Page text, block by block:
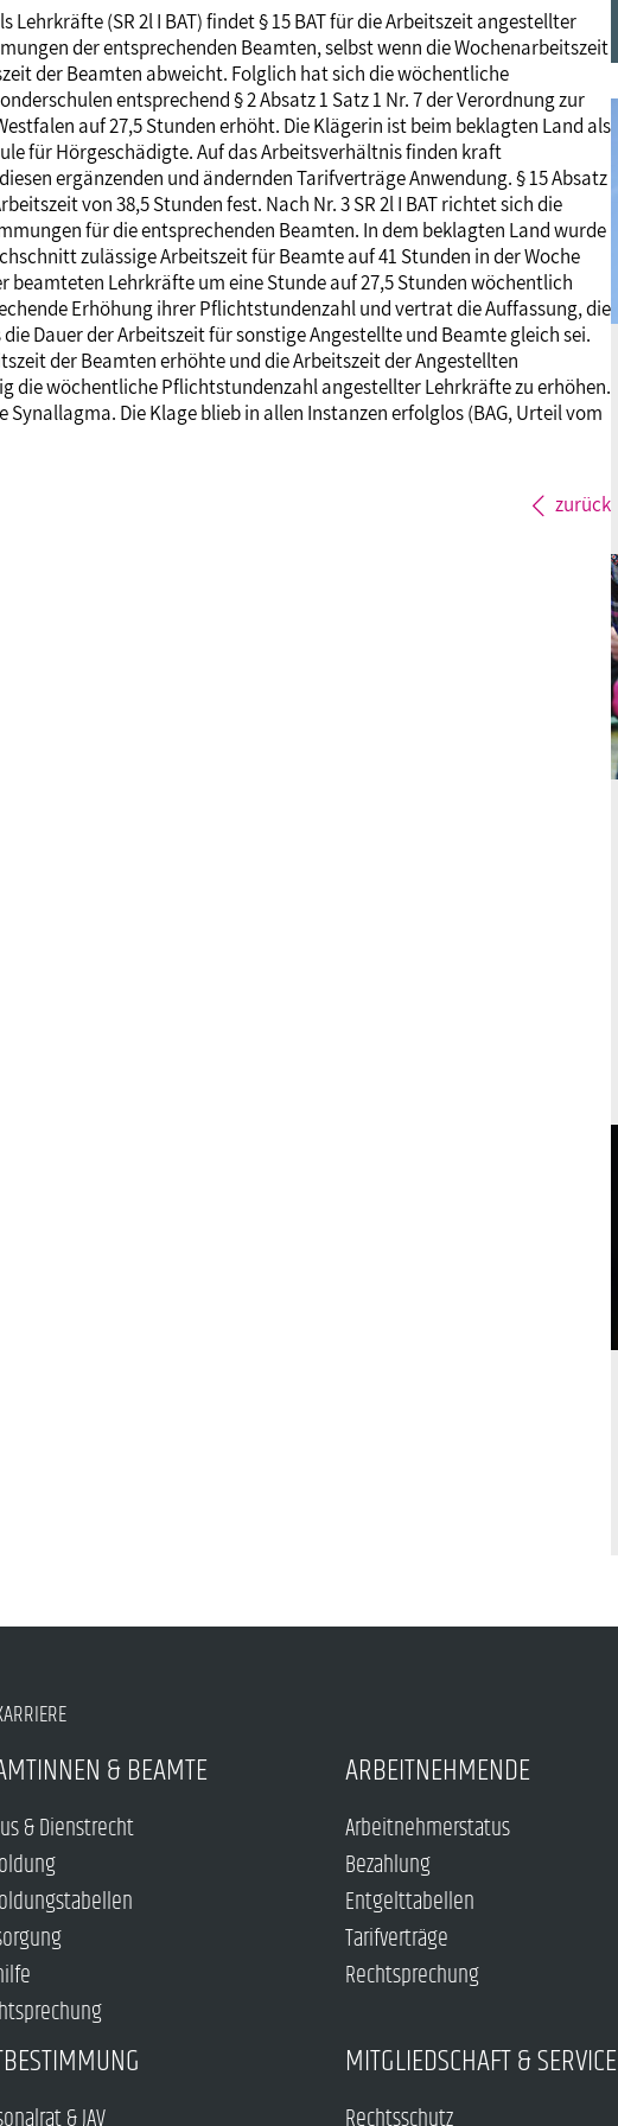
Frauen
Jugend
Senioren
Versorgung
Beihilfe
Rechtsprechung
Tarifverträge
Rechtsprechung
Bildung
Europa
Akademie
Verlag
(SR 2l I BAT) findet § 15 BAT für die Arbeitszeit angestellter
der entsprechenden Beamten, selbst wenn die Wochenarbeitszeit
der Beamten abweicht. Folglich hat sich die wöchentliche
entsprechend § 2 Absatz 1 Satz 1 Nr. 7 der Verordnung zur
auf 27,5 Stunden erhöht. Die Klägerin ist beim beklagten Land als
für Hörgeschädigte. Auf das Arbeitsverhältnis finden kraft
ergänzenden und ändernden Tarifverträge Anwendung. § 15 Absatz
von 38,5 Stunden fest. Nach Nr. 3 SR 2l I BAT richtet sich die
für die entsprechenden Beamten. In dem beklagten Land wurde
zulässige Arbeitszeit für Beamte auf 41 Stunden in der Woche
beamteten Lehrkräfte um eine Stunde auf 27,5 Stunden wöchentlich
Erhöhung ihrer Pflichtstundenzahl und vertrat die Auffassung, die
die Dauer der Arbeitszeit für sonstige Angestellte und Beamte gleich sei.
der Beamten erhöhte und die Arbeitszeit der Angestellten
die wöchentliche Pflichtstundenzahl angestellter Lehrkräfte zu erhöhen.
Die Klage blieb in allen Instanzen erfolglos (BAG, Urteil vom
zurück
& BEAMTE
& Dienstrecht
ARBEITNEHMENDE
Arbeitnehmerstatus
Bezahlung
Entgelttabellen
Tarifverträge
Rechtsprechung
MITGLIEDSCHAFT & SERVICE